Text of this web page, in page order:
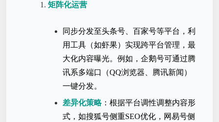
矩阵化运营
同步分发至头条号、百家号等平台，利
用工具（如虾果）实现跨平台管理，最
大化内容曝光。例如，企鹅号可通过腾
讯系多端口（QQ浏览器、腾讯新闻）
一键分发。
差异化策略：根据平台调性调整内容形
式，如搜狐号侧重SEO优化，网易号侧